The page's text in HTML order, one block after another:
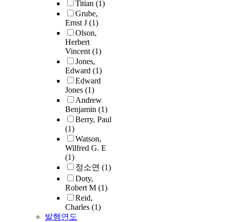
Titian (1)
Grube,
Ernst J (1)
Olson,
Herbert
Vincent(1)
Jones,
Edward (1)
Edward
Jones (1)
Andrew
Benjamin (1)
Berry, Paul
(1)
Watson,
Wilfred G. E
(1)
정소연 (1)
Doty,
Robert M (1)
Reid,
Charles (1)
발행연도